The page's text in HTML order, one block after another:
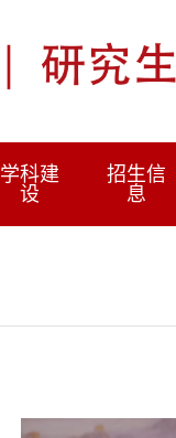
学科建
设
招生信
息